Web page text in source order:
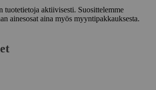
tuotetietoja aktiivisesti. Suosittelemme
ainesosat aina myös myyntipakkauksesta.